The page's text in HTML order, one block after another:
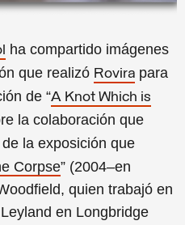
ha compartido imágenes
que realizó Rovira para
de “A Knot Which is
la colaboración que
la exposición que
Corpse” (2004–en
quien trabajó en
en Longbridge